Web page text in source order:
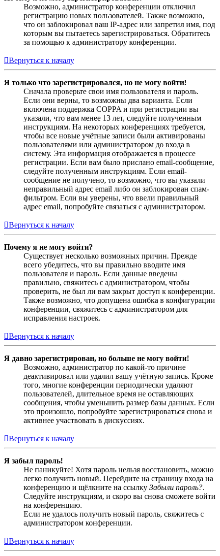
Возможно, администратор конференции отключил
регистрацию новых пользователей. Также возможно,
что он заблокировал ваш IP-адрес или запретил имя, под
которым вы пытаетесь зарегистрироваться. Обратитесь
за помощью к администратору конференции.
Вернуться к началу
Я только что зарегистрировался, но не могу войти!
Сначала проверьте свои имя пользователя и пароль.
Если они верны, то возможны два варианта. Если
включена поддержка COPPA и при регистрации вы
указали, что вам менее 13 лет, следуйте полученным
инструкциям. На некоторых конференциях требуется,
чтобы все новые учётные записи были активированы
пользователями или администратором до входа в
систему. Эта информация отображается в процессе
регистрации. Если вам было прислано email-сообщение,
следуйте полученным инструкциям. Если email-
сообщение не получено, то возможно, что вы указали
неправильный адрес email либо он заблокирован спам-
фильтром. Если вы уверены, что ввели правильный
адрес email, попробуйте связаться с администратором.
Вернуться к началу
Почему я не могу войти?
Существует несколько возможных причин. Прежде
всего убедитесь, что вы правильно вводите имя
пользователя и пароль. Если данные введены
правильно, свяжитесь с администратором, чтобы
проверить, не был ли вам закрыт доступ к конференции.
Также возможно, что допущена ошибка в конфигурации
конференции, свяжитесь с администратором для
исправления настроек.
Вернуться к началу
Я давно зарегистрирован, но больше не могу войти!
Возможно, администратор по какой-то причине
деактивировал или удалил вашу учётную запись. Кроме
того, многие конференции периодически удаляют
пользователей, длительное время не оставляющих
сообщения, чтобы уменьшить размер базы данных. Если
это произошло, попробуйте зарегистрироваться снова и
активнее участвовать в дискуссиях.
Вернуться к началу
Я забыл пароль!
Не паникуйте! Хотя пароль нельзя восстановить, можно
легко получить новый. Перейдите на страницу входа на
конференцию и щёлкните на ссылку Забыли пароль?.
Следуйте инструкциям, и скоро вы снова сможете войти
на конференцию.
Если не удалось получить новый пароль, свяжитесь с
администратором конференции.
Вернуться к началу